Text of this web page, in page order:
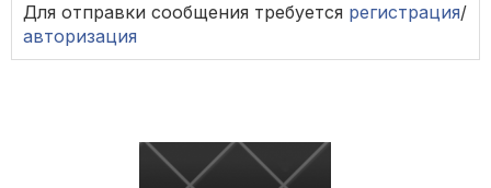
Для отправки сообщения требуется регистрация/
авторизация